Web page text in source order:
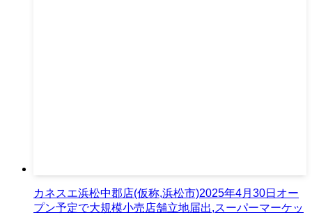
カネスエ浜松中郡店(仮称,浜松市)2025年4月30日オー
プン予定で大規模小売店舗立地届出,スーパーマーケッ